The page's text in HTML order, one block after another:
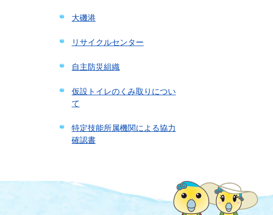
大磯港
リサイクルセンター
自主防災組織
仮設トイレのくみ取りについ
て
特定技能所属機関による協力
確認書